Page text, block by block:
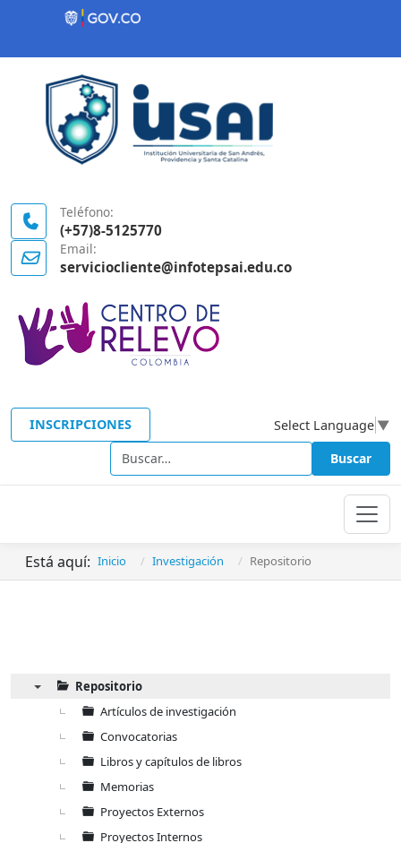
Contenido inicial
Teléfono:
(+57)8-5125770
Email:
serviciocliente@infotepsai.edu.co
INSCRIPCIONES Select Language ▼
Buscar Buscar
Está aquí: Inicio Investigación Repositorio
Repositorio
Artículos de investigación
Convocatorias
Libros y capítulos de libros
Memorias
Proyectos Externos
Proyectos Internos